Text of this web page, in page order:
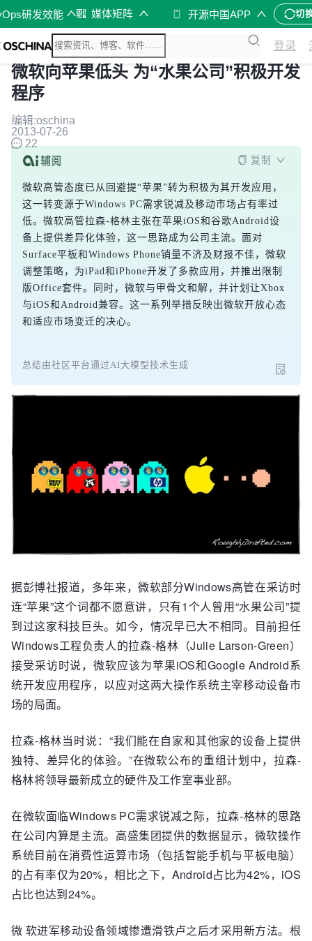
研发效能 媒体矩阵 开源中国APP 切
登录
微软向苹果低头 为“水果公司”积极开发
程序
编辑:oschina
2013-07-26
22
复制
微软高管态度已从回避提“苹果”转为积极为其开发应用，
这一转变源于Windows PC需求锐减及移动市场占有率过
低。微软高管拉森-格林主张在苹果iOS和谷歌Android设
备上提供差异化体验，这一思路成为公司主流。面对
Surface平板和Windows Phone销量不济及财报不佳，微软
调整策略，为iPad和iPhone开发了多款应用，并推出限制
版Office套件。同时，微软与甲骨文和解，并计划让Xbox
与iOS和Android兼容。这一系列举措反映出微软开放心态
和适应市场变迁的决心。
总结由社区平台通过AI大模型技术生成
据彭博社报道，多年来，微软部分Windows高管在采访时
连“苹果”这个词都不愿意讲，只有1个人曾用“水果公司”提
到过这家科技巨头。如今，情况早已大不相同。目前担任
Windows工程负责人的拉森-格林（Julie Larson-Green）
接受采访时说，微软应该为苹果iOS和Google Android系
统开发应用程序，以应对这两大操作系统主宰移动设备市
场的局面。
拉森-格林当时说：“我们能在自家和其他家的设备上提供
独特、差异化的体验。”在微软公布的重组计划中，拉森-
格林将领导最新成立的硬件及工作室事业部。
在微软面临Windows PC需求锐减之际，拉森-格林的思路
在公司内算是主流。高盛集团提供的数据显示，微软操作
系统目前在消费性运算市场（包括智能手机与平板电脑）
的占有率仅为20%，相比之下，Android占比为42%，iOS
占比也达到24%。
微 软进军移动设备领域惨遭滑铁卢之后才采用新方法。根